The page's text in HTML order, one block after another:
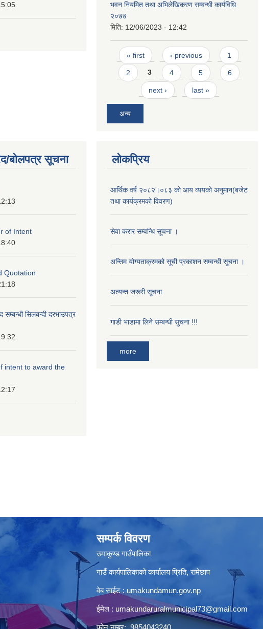
भवन नियमित तथा अभिलेखिकरण सम्वन्धी कार्यविधि
२०७७
मिति: 12/06/2023 - 12:42
Pages
« first ‹ previous 1
2 3 4 5 6
next › last »
अन्य
बोलपत्र सूचना
of Intent
Quotation
सिलबन्दी दरभाउपत्र
intent to award the
लोकप्रिय
आर्थिक वर्ष २०८२।०८३ को आय व्ययको अनुमान(बजेट
तथा कार्यक्रमको विवरण)
सेवा करार सम्वन्धि सूचना ।
अन्तिम योग्यताक्रमको सूची प्रकाशन सम्वन्धी सूचना ।
अत्यन्त जरूरी सूचना
गाडी भाडामा लिने सम्बन्धी सुचना !!!
more
सम्पर्क विवरण
उमाकुण्ड गाउँपालिका
गाउँ कार्यपालिकाको कार्यालय प्रिति, रामेछाप
वेब साईट : umakundamun.gov.np
ईमेल : umakundaruralmunicipal73@gmail.com
फोन नम्बर: 9854043240